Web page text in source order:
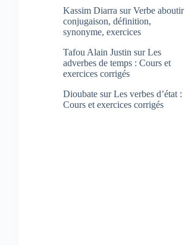
Kassim Diarra surVerbe aboutir
conjugaison, définition,
synonyme, exercices
Tafou Alain Justin surLes
adverbes de temps : Cours et
exercices corrigés
Dioubate surLes verbes d’état :
Cours et exercices corrigés